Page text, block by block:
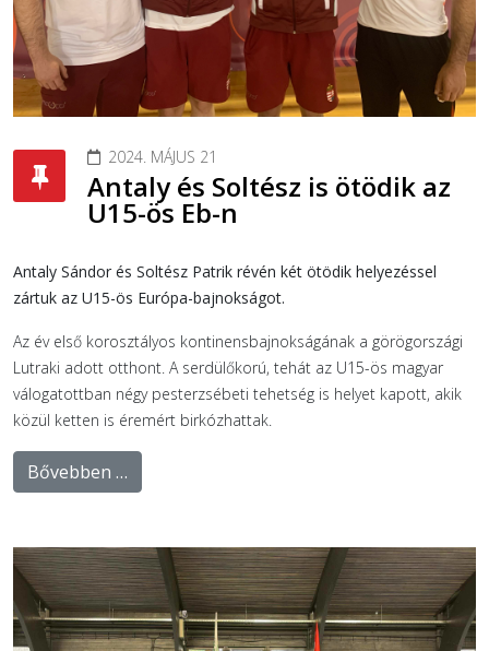
2024. MÁJUS 21
Antaly és Soltész is ötödik az
U15-ös Eb-n
Antaly Sándor és Soltész Patrik révén két ötödik helyezéssel
zártuk az U15-ös Európa-bajnokságot.
Az év első korosztályos kontinensbajnokságának a görögországi
Lutraki adott otthont. A serdülőkorú, tehát az U15-ös magyar
válogatottban négy pesterzsébeti tehetség is helyet kapott, akik
közül ketten is éremért birkózhattak.
Bővebben …